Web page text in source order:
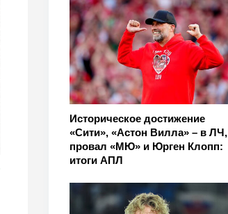
Историческое достижение
«Сити», «Астон Вилла» – в ЛЧ,
провал «МЮ» и Юрген Клопп:
итоги АПЛ